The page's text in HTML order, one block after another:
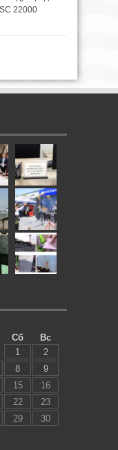
22000
Сб
Вс
1
2
8
9
15
16
22
23
29
30